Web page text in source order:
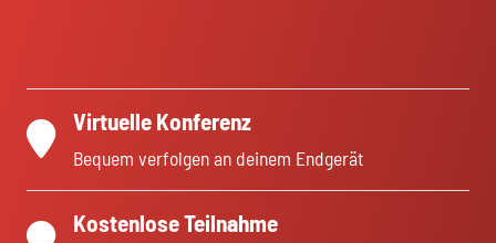
Virtuelle Konferenz
Bequem verfolgen an deinem Endgerät
Kostenlose Teilnahme